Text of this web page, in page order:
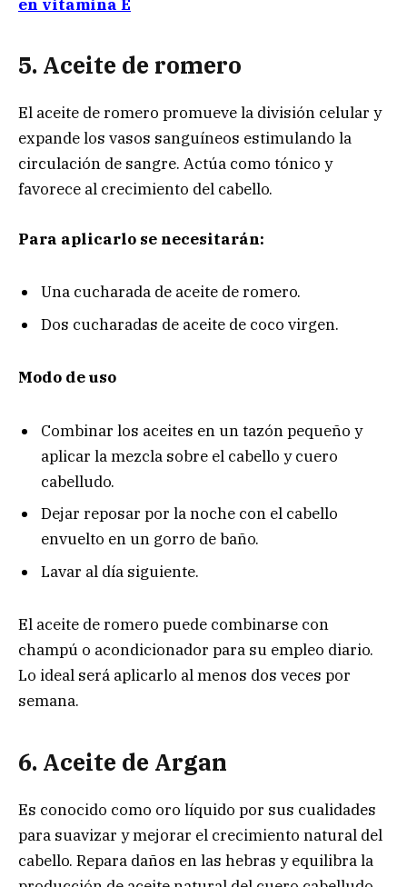
en vitamina E
5. Aceite de romero
El aceite de romero promueve la división celular y
expande los vasos sanguíneos estimulando la
circulación de sangre. Actúa como tónico y
favorece al crecimiento del cabello.
Para aplicarlo se necesitarán:
Una cucharada de aceite de romero.
Dos cucharadas de aceite de coco virgen.
Modo de uso
Combinar los aceites en un tazón pequeño y
aplicar la mezcla sobre el cabello y cuero
cabelludo.
Dejar reposar por la noche con el cabello
envuelto en un gorro de baño.
Lavar al día siguiente.
El aceite de romero puede combinarse con
champú o acondicionador para su empleo diario.
Lo ideal será aplicarlo al menos dos veces por
semana.
6. Aceite de Argan
Es conocido como oro líquido por sus cualidades
para suavizar y mejorar el crecimiento natural del
cabello. Repara daños en las hebras y equilibra la